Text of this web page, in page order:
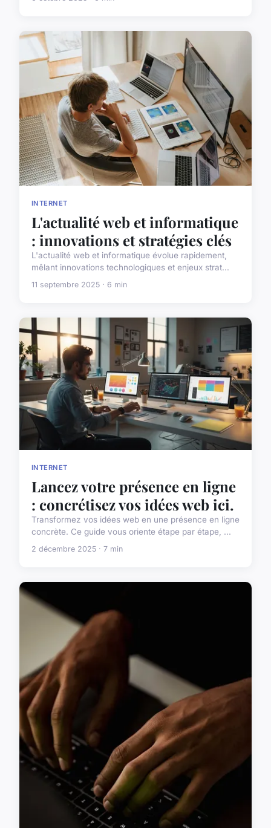
INTERNET
L'actualité web et informatique
: innovations et stratégies clés
L'actualité web et informatique évolue rapidement,
mêlant innovations technologiques et enjeux strat...
11 septembre 2025 · 6 min
INTERNET
Lancez votre présence en ligne
: concrétisez vos idées web ici.
Transformez vos idées web en une présence en ligne
concrète. Ce guide vous oriente étape par étape, ...
2 décembre 2025 · 7 min